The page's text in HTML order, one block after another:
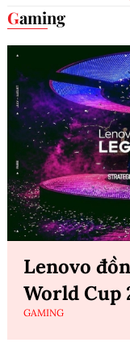
Gaming
Lenovo
World Cup
GAMING